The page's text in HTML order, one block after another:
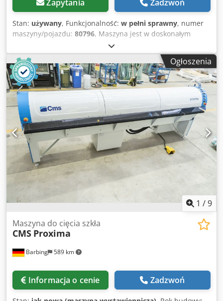
Zapytania Zadzwoń
Stan: używany, Funkcjonalność: w pełni sprawny, numer
maszyny/pojazdu: 80796, Maszyna jest w doskonałym
stanie, w pełni sprawna, wymaga demontażu na miejscu w
Wilnie na Litwie. Sprzedawca oferuje demontaż, załadunek
na ciężarówkę oraz dostawę. Codpfevddplsx Ag SjhaOgłoszenia
1 /9
Barbing 589 km
Maszyna do cięcia szkła
CMS Proxima
Informacja o cenie Zadzwoń